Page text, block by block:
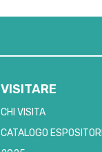
VISITARE
CHI VISITA
CATALOGO ESPOSITORI